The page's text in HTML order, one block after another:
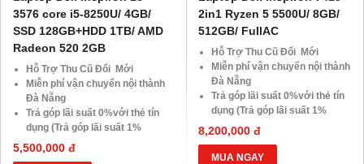
3576 core i5-8250U/ 4GB/
SSD 128GB+HDD 1TB/ AMD
Radeon 520 2GB
Hỗ Trợ Thu Cũ Đổi Mới
Miễn phí vận chuyển nội thành
Đà Nẵng
Trả góp lãi suất 0%với thẻ tín
dụng (Trả góp lãi suất 1%
HDsaison - chỉ cần CMND
BLX hoặc hộ khẩu gốc )
5,500,000 đ
2in1 Ryzen 5 5500U/ 8GB/
512GB/ FullAC
Hỗ Trợ Thu Cũ Đổi Mới
Miễn phí vận chuyển nội thành
Đà Nẵng
Trả góp lãi suất 0%với thẻ tín
dụng (Trả góp lãi suất 1%
HDsaison - chỉ cần CMND
BLX hoặc hộ khẩu gốc )
Giảm 20%khi nâng cấp Ram-
8,200,000 đ
MUA NGAY